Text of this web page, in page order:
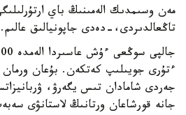
مەن وسىمدىك الەمىنىڭ باي
تاڭعالدىردى،-دەدى جاپونيالىق عالىم.
ءتۇرى جويىلىپ كەتكەن. بۇعان ورمان
جەردى شامادان تىس يگەرۋ،
جانە قورشاعان ورتانىڭ لاستانۋى